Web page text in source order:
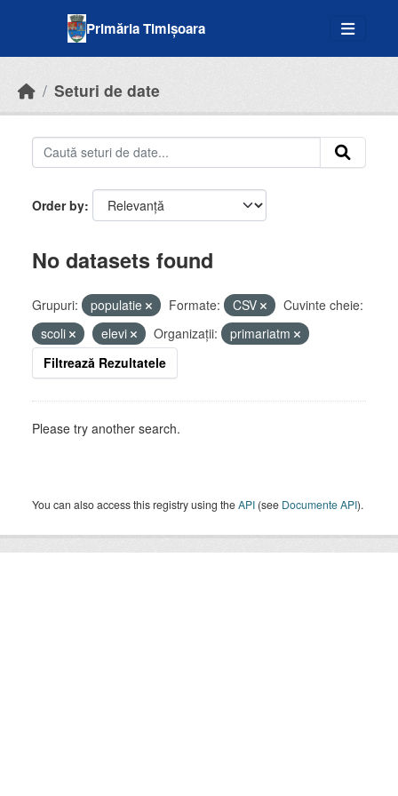
Primăria Timișoara
Seturi de date
Order by
No datasets found
Grupuri: populatie Formate: CSV
Cuvinte cheie:
scoli
elevi Organizații:
primariatm
Filtrează Rezultatele
Please try another search.
You can also access this registry using theAPI (see Documente API).